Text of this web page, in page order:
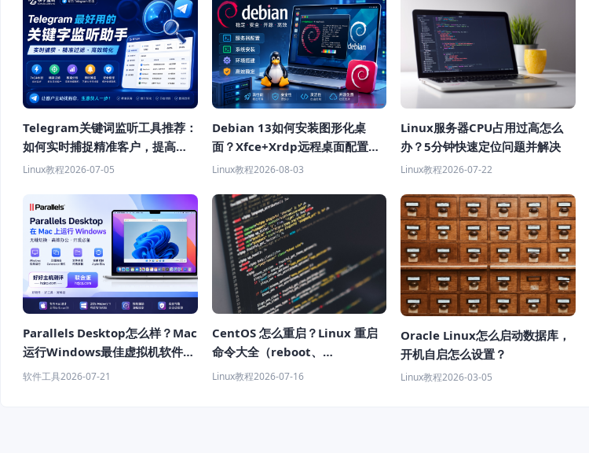
Telegram关键词监听工具推荐：
如何实时捕捉精准客户，提高获
客效率？
Linux教程2026-07-05
Debian 13如何安装图形化桌
面？Xfce+Xrdp远程桌面配置教
程
Linux教程2026-08-03
Linux服务器CPU占用过高怎么
办？5分钟快速定位问题并解决
Linux教程2026-07-22
Parallels Desktop怎么样？Mac
运行Windows最佳虚拟机软件推
荐
软件工具2026-07-21
CentOS 怎么重启？Linux 重启
命令大全（reboot、
shutdown、systemctl 教程）
Linux教程2026-07-16
Oracle Linux怎么启动数据库，
开机自启怎么设置？
Linux教程2026-03-05